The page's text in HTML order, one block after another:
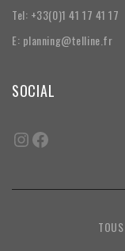
Tel: +33(0)1 41 17 41 17
E: planning@telline.fr
SOCIAL